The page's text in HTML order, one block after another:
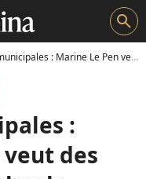
search
: Marine Le Pen veut des profils Facebook irréprochables
:
des